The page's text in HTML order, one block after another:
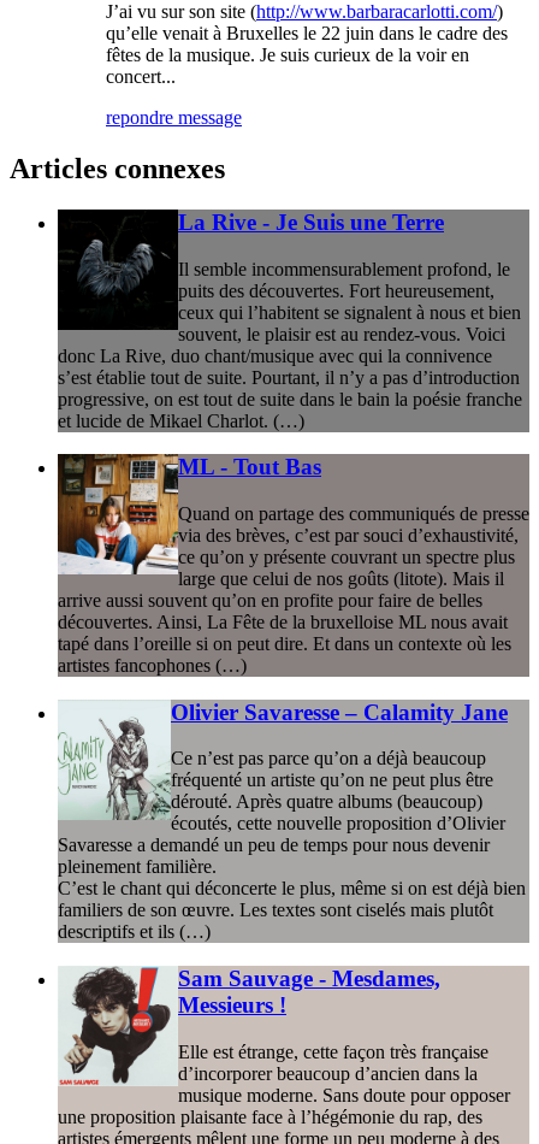
J’ai vu sur son site (http://www.barbaracarlotti.com/)
qu’elle venait à Bruxelles le 22 juin dans le cadre des
fêtes de la musique. Je suis curieux de la voir en
concert...
repondre message
Articles connexes
La Rive - Je Suis une Terre
Il semble incommensurablement profond, le
puits des découvertes. Fort heureusement,
ceux qui l’habitent se signalent à nous et bien
souvent, le plaisir est au rendez-vous. Voici
donc La Rive, duo chant/musique avec qui la connivence
s’est établie tout de suite. Pourtant, il n’y a pas d’introduction
progressive, on est tout de suite dans le bain la poésie franche
et lucide de Mikael Charlot. (…)
ML - Tout Bas
Quand on partage des communiqués de presse
via des brèves, c’est par souci d’exhaustivité,
ce qu’on y présente couvrant un spectre plus
large que celui de nos goûts (litote). Mais il
arrive aussi souvent qu’on en profite pour faire de belles
découvertes. Ainsi, La Fête de la bruxelloise ML nous avait
tapé dans l’oreille si on peut dire. Et dans un contexte où les
artistes fancophones (…)
Olivier Savaresse – Calamity Jane
Ce n’est pas parce qu’on a déjà beaucoup
fréquenté un artiste qu’on ne peut plus être
dérouté. Après quatre albums (beaucoup)
écoutés, cette nouvelle proposition d’Olivier
Savaresse a demandé un peu de temps pour nous devenir
pleinement familière.
C’est le chant qui déconcerte le plus, même si on est déjà bien
familiers de son œuvre. Les textes sont ciselés mais plutôt
descriptifs et ils (…)
Sam Sauvage - Mesdames,
Messieurs !
Elle est étrange, cette façon très française
d’incorporer beaucoup d’ancien dans la
musique moderne. Sans doute pour opposer
une proposition plaisante face à l’hégémonie du rap, des
artistes émergents mêlent une forme un peu moderne à des